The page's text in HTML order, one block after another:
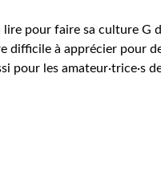
lire pour faire sa culture G
difficile à apprécier pour
pour les amateur·trice·s